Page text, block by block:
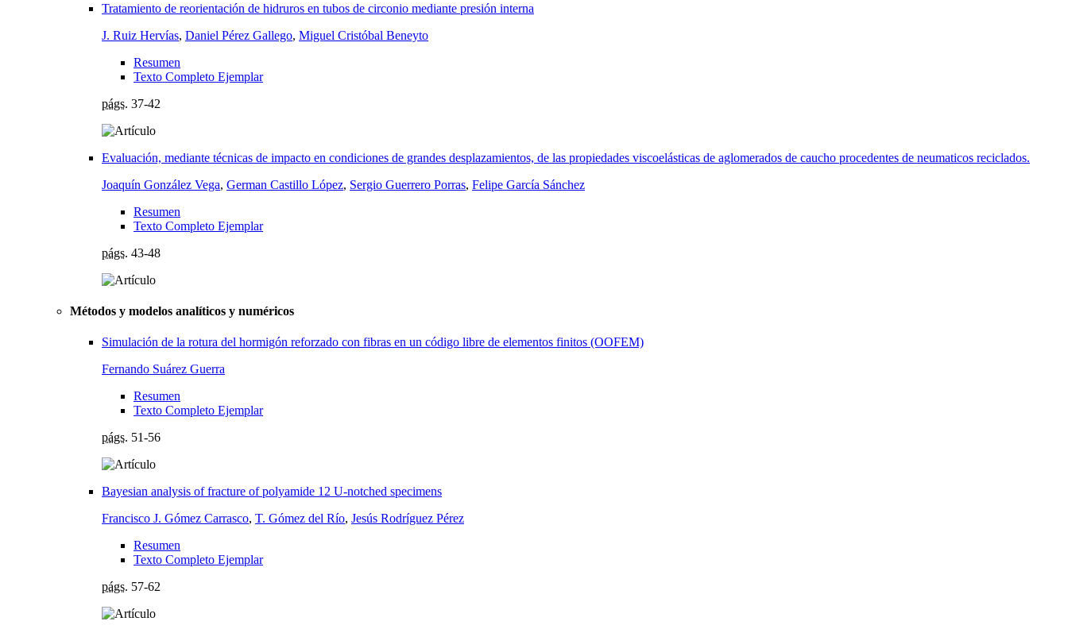
Tratamiento de reorientación de hidruros en tubos de circonio mediante presión interna
J. Ruiz Hervías, Daniel Pérez Gallego, Miguel Cristóbal Beneyto
Resumen
Texto Completo Ejemplar
págs. 37-42
Evaluación, mediante técnicas de impacto en condiciones de grandes desplazamientos, de las propiedades viscoelásticas de aglomerados de caucho procedentes de neumaticos reciclados.
Joaquín González Vega, German Castillo López, Sergio Guerrero Porras, Felipe García Sánchez
Resumen
Texto Completo Ejemplar
págs. 43-48
Métodos y modelos analíticos y numéricos
Simulación de la rotura del hormigón reforzado con fibras en un código libre de elementos finitos (OOFEM)
Fernando Suárez Guerra
Resumen
Texto Completo Ejemplar
págs. 51-56
Bayesian analysis of fracture of polyamide 12 U-notched specimens
Francisco J. Gómez Carrasco, T. Gómez del Río, Jesús Rodríguez Pérez
Resumen
Texto Completo Ejemplar
págs. 57-62